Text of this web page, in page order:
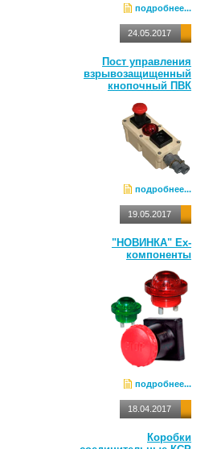
подробнее...
24.05.2017
Пост управления
взрывозащищенный
кнопочный ПВК
подробнее...
19.05.2017
"НОВИНКА" Ех-
компоненты
подробнее...
18.04.2017
Коробки